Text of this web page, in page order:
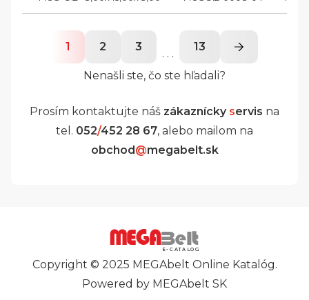
1 2 3
. . .
13
Nenašli ste, čo ste hľadali?
Prosím kontaktujte náš zákaznícky servis na
tel. 052/452 28 67, alebo mailom na
obchod @megabelt.sk
E-CATALOG
Copyright © 2025 MEGAbelt Online Katalóg.
Powered by MEGAbelt SK